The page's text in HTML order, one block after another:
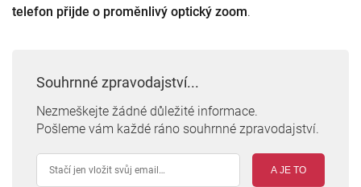
telefon přijde o proměnlivý optický zoom.
Souhrnné zpravodajství...
Nezmeškejte žádné důležité informace.
Pošleme vám každé ráno souhrnné zpravodajství.
A JE TO